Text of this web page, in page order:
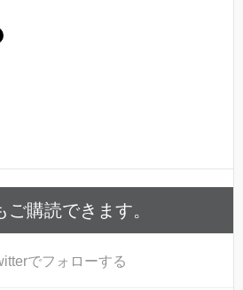
ご購読できます。
でフォローする